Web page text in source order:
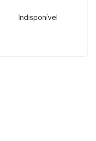
Indisponível